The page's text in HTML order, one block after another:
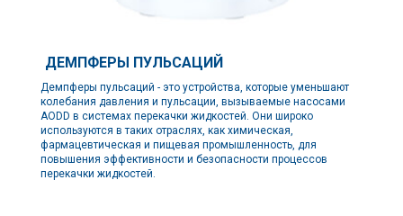
ДЕМПФЕРЫ ПУЛЬСАЦИЙ
Демпферы пульсаций - это устройства, которые уменьшают
колебания давления и пульсации, вызываемые насосами
AODD в системах перекачки жидкостей. Они широко
используются в таких отраслях, как химическая,
фармацевтическая и пищевая промышленность, для
повышения эффективности и безопасности процессов
перекачки жидкостей.